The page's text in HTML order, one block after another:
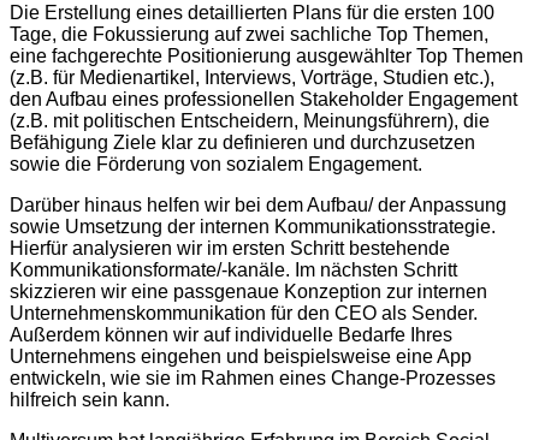
Die Erstellung eines detaillierten Plans für die ersten 100
Tage, die Fokussierung auf zwei sachliche Top Themen,
eine fachgerechte Positionierung ausgewählter Top Themen
(z.B. für Medienartikel, Interviews, Vorträge, Studien etc.),
den Aufbau eines professionellen Stakeholder Engagement
(z.B. mit politischen Entscheidern, Meinungsführern), die
Befähigung Ziele klar zu definieren und durchzusetzen
sowie die Förderung von sozialem Engagement.
Darüber hinaus helfen wir bei dem Aufbau/ der Anpassung
sowie Umsetzung der internen Kommunikationsstrategie.
Hierfür analysieren wir im ersten Schritt bestehende
Kommunikationsformate/-kanäle. Im nächsten Schritt
skizzieren wir eine passgenaue Konzeption zur internen
Unternehmenskommunikation für den CEO als Sender.
Außerdem können wir auf individuelle Bedarfe Ihres
Unternehmens eingehen und beispielsweise eine App
entwickeln, wie sie im Rahmen eines Change-Prozesses
hilfreich sein kann.